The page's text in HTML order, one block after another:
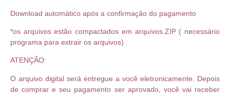
Download automático após a confirmação do pagamento
*os arquivos estão compactados em arquivos.ZIP ( necessário
programa para extrair os arquivos)
ATENÇÃO:
O arquivo digital será entregue a você eletronicamente. Depois
de comprar e seu pagamento ser aprovado, você vai receber